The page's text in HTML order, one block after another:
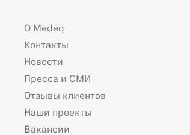
О Medeq
Контакты
Новости
Пресса и СМИ
Отзывы клиентов
Наши проекты
Вакансии